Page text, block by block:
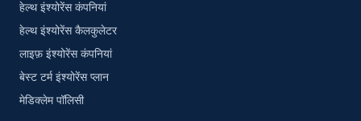
हेल्थ इंश्योरेंस कंपनियां
हेल्थ इंश्योरेंस कैलकुलेटर
लाइफ़ इंश्योरेंस कंपनियां
बेस्ट टर्म इंश्योरेंस प्लान
मेडिक्लेम पॉलिसी